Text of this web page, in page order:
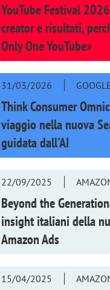
YouTube Festival
creator e risultati,
Only One YouTube»
31/03/2026
Think Consumer
viaggio nella nuova
guidata dall'AI
22/09/2025
Beyond the
insight italiani della
Amazon Ads
15/04/2025